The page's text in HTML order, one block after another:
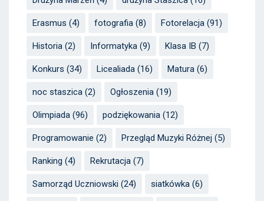
Erasmus (4) fotografia (8) Fotorelacja (91)
Historia (2) Informatyka (9) Klasa IB (7)
Konkurs (34) Licealiada (16) Matura (6)
noc staszica (2) Ogłoszenia (19)
Olimpiada (96) podziękowania (12)
Programowanie (2) Przegląd Muzyki Różnej (5)
Ranking (4) Rekrutacja (7)
Samorząd Uczniowski (24) siatkówka (6)